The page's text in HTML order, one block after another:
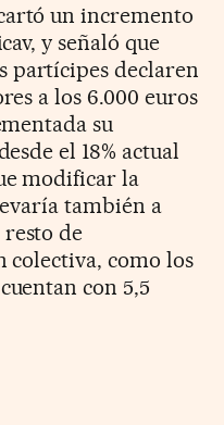
un incremento
y señaló que
partícipes declaren
a los 6.000 euros
su
el 18% actual
modificar la
también a
de
colectiva, como los
con 5,5